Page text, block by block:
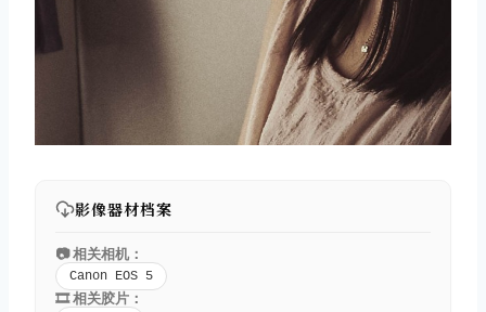
影像器材档案
📷 相关相机：
Canon EOS 5
🎞️ 相关胶片：